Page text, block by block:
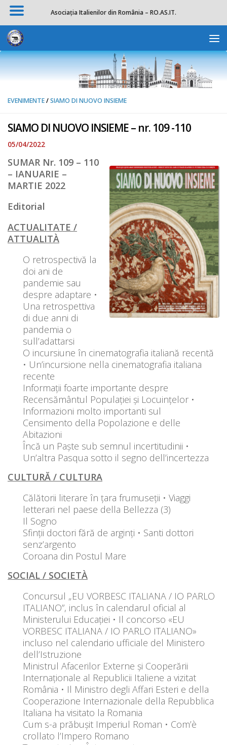
Skip to content
EVENIMENTE/SIAMO DI NUOVO INSIEME
SIAMO DI NUOVO INSIEME – nr. 109 -110
05/04/2022
SUMAR Nr. 109 – 110
– IANUARIE –
MARTIE 2022
Editorial
ACTUALITATE /
ATTUALITÀ
O retrospectivă la
doi ani de
pandemie sau
despre adaptare •
Una retrospettiva
di due anni di
pandemia o
sull’adattarsi
O incursiune în cinematografia italiană recentă
• Un’incursione nella cinematografia italiana
recente
Informații foarte importante despre
Recensământul Populației și Locuințelor •
Informazioni molto importanti sul
Censimento della Popolazione e delle
Abitazioni
Încă un Paște sub semnul incertitudinii •
Un’altra Pasqua sotto il segno dell’incertezza
CULTURĂ / CULTURA
Călătorii literare în țara frumuseții • Viaggi
letterari nel paese della Bellezza (3)
Il Sogno
Sfinții doctori fără de arginți • Santi dottori
senz’argento
Coroana din Postul Mare
SOCIAL / SOCIETÀ
Concursul „EU VORBESC ITALIANA / IO PARLO
ITALIANO”, inclus în calendarul oficial al
Ministerului Educației • Il concorso «EU
VORBESC ITALIANA / IO PARLO ITALIANO»
incluso nel calendario ufficiale del Ministero
dell’Istruzione
Ministrul Afacerilor Externe și Cooperării
Internaționale al Republicii Italiene a vizitat
România • Il Ministro degli Affari Esteri e della
Cooperazione Internazionale della Repubblica
Italiana ha visitato la Romania
Cum s-a prăbușit Imperiul Roman • Com’è
crollato l’Impero Romano
Asociația Italienilor din România – RO.AS.IT.